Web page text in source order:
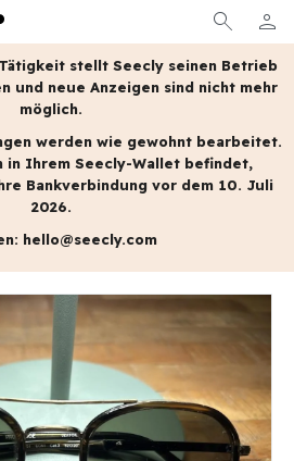
search person
MEIN
stellt Seecly seinen Betrieb
und neue Anzeigen sind nicht mehr
möglich.
werden wie gewohnt bearbeitet.
in Ihrem Seecly-Wallet befindet,
Bankverbindung vor dem 10. Juli
2026.
hello@seecly.com